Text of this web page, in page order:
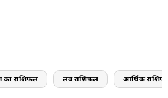
राशिफल लव राशिफल आर्थिक